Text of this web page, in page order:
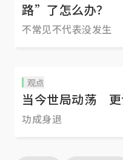
路”了怎么办？
不常见不代表没发生
观点
当今世局动荡 更
功成身退